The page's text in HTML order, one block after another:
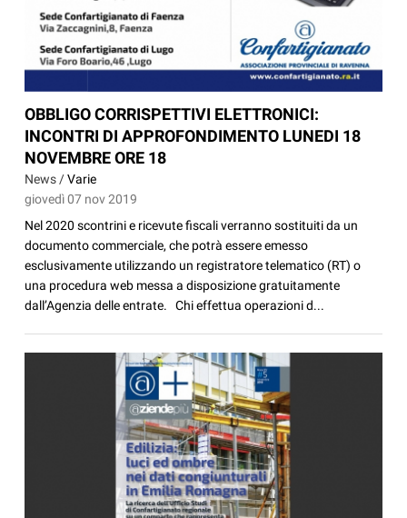
OBBLIGO CORRISPETTIVI ELETTRONICI:
INCONTRI DI APPROFONDIMENTO LUNEDI 18
NOVEMBRE ORE 18
News /Varie
giovedì 07 nov 2019
Nel 2020 scontrini e ricevute fiscali verranno sostituiti da un
documento commerciale, che potrà essere emesso
esclusivamente utilizzando un registratore telematico (RT) o
una procedura web messa a disposizione gratuitamente
dall’Agenzia delle entrate. Chi effettua operazioni d...